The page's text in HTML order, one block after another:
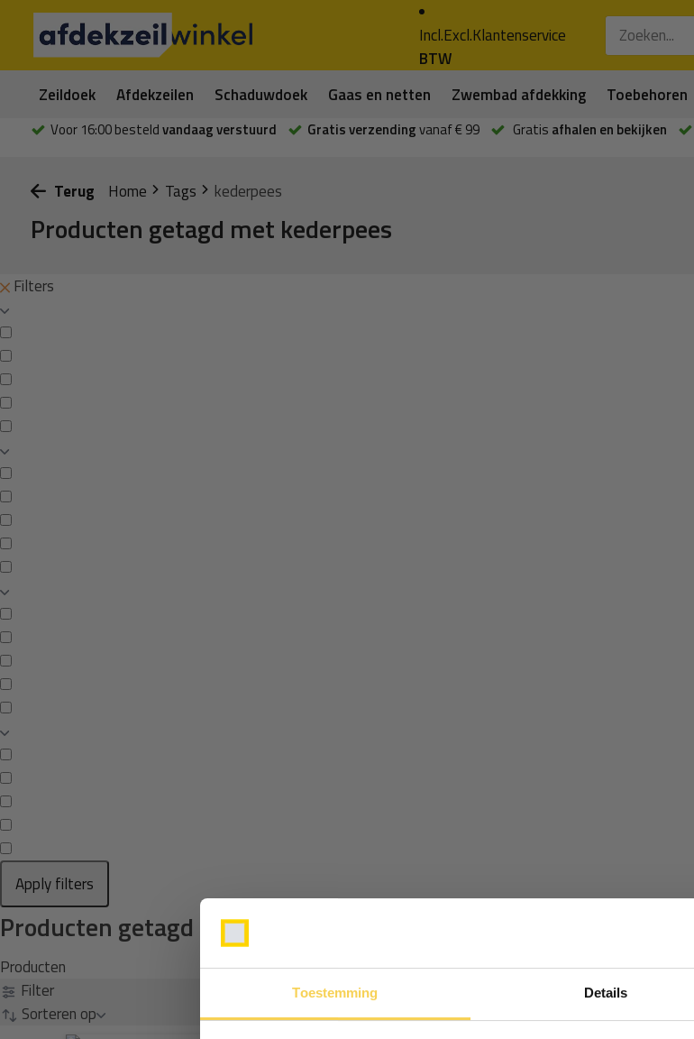
Toestemming Details
Incl.Excl.
BTW
Klantenservice
Zeildoek Afdekzeilen Schaduwdoek Gaas en netten Zwembad afdekking Toebehoren
Voor 16:00 besteldvandaag verstuurd Gratis verzendingvanaf € 99 Gratis afhalen en bekijken
Terug Home Tags kederpees
Producten getagd met kederpees
Filters
Apply filters
Producten getagd met kederpees
Producten
Filter
Sorteren op
Ontvang €5,- korting!
ontvang €5,- welkomstkorting!